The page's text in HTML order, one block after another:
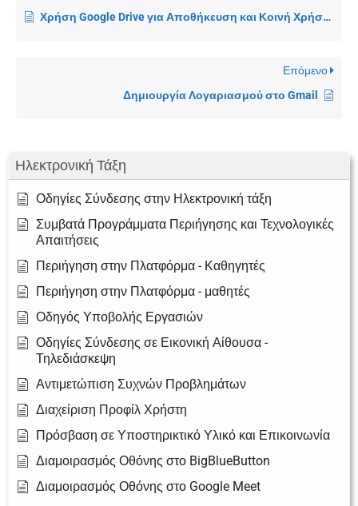
Ηλεκτρονική Τάξη
Οδηγίες Σύνδεσης στην Ηλεκτρονική τάξη
Συμβατά Προγράμματα Περιήγησης και Τεχνολογικές
Απαιτήσεις
Περιήγηση στην Πλατφόρμα - Καθηγητές
Περιήγηση στην Πλατφόρμα - μαθητές
Οδηγός Υποβολής Εργασιών
Οδηγίες Σύνδεσης σε Εικονική Αίθουσα -
Τηλεδιάσκεψη
Αντιμετώπιση Συχνών Προβλημάτων
Διαχείριση Προφίλ Χρήστη
Πρόσβαση σε Υποστηρικτικό Υλικό και Επικοινωνία
Διαμοιρασμός Οθόνης στο BigBlueButton
Διαμοιρασμός Οθόνης στο Google Meet
Χρήση Google Drive για Αποθήκευση και Κοινή Χρήση Αρχείων
Επόμενο
Δημιουργία Λογαριασμού στο Gmail